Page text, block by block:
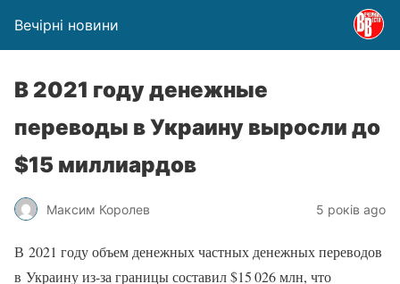
Вечірні новини
В 2021 году денежные
переводы в Украину выросли до
$15 миллиардов
Максим Королев 5 років ago
В 2021 году объем денежных частных денежных переводов
в Украину из-за границы составил $15 026 млн, что